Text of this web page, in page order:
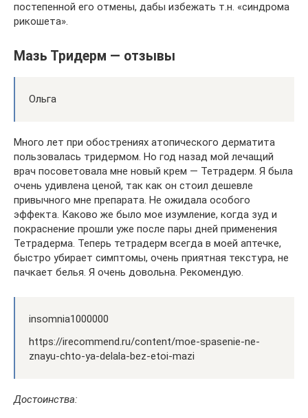
постепенной его отмены, дабы избежать т.н. «синдрома
рикошета».
Мазь Тридерм — отзывы
Ольга
Много лет при обострениях атопического дерматита
пользовалась тридермом. Но год назад мой лечащий
врач посоветовала мне новый крем — Тетрадерм. Я была
очень удивлена ценой, так как он стоил дешевле
привычного мне препарата. Не ожидала особого
эффекта. Каково же было мое изумление, когда зуд и
покраснение прошли уже после пары дней применения
Тетрадерма. Теперь тетрадерм всегда в моей аптечке,
быстро убирает симптомы, очень приятная текстура, не
пачкает белья. Я очень довольна. Рекомендую.
insomnia1000000
https://irecommend.ru/content/moe-spasenie-ne-
znayu-chto-ya-delala-bez-etoi-mazi
Достоинства: